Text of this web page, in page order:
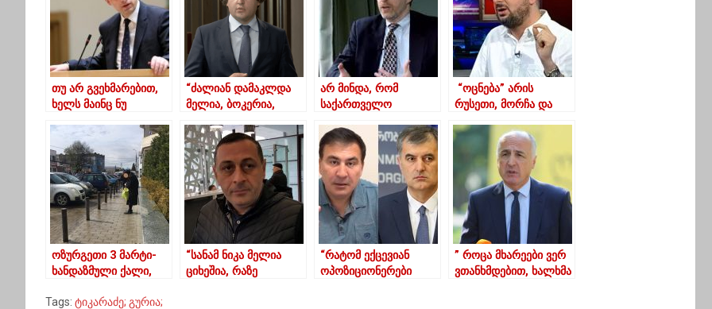
თუ არ გვეხმარებით,
ხელს მაინც ნუ
ოპოზიციას
“ძალიან დამაკლდა
მელია, ბოკერია,
კობახიძეს ოპოზიცია
“ენატრება”
არ მინდა, რომ
საქართველო
ქვეყნების სიას, სადაც
პარლამენტი
ერთპარტიულია –
დევიდ კრამერი
“ოცნება” არის
რუსეთი, მორჩა და
გვარამია
ოზურგეთი 3 მარტი-
ხანდაზმული ქალი,
“სანამ ნიკა მელია
ციხეშია, რაზე
“რატომ ექცევიან
ოპოზიციონერები
” როცა მხარეები ვერ
ვთანხმდებით, ხალხმა
Tags: ტიკარაძე; გურია;